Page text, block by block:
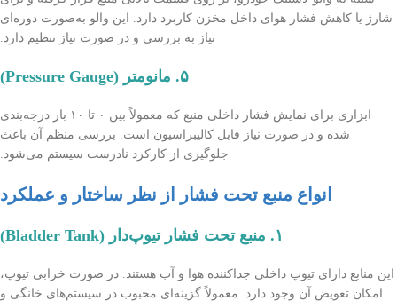
شارژ یا کاهش فشار هوای داخل مخزن کاربرد دارد. این والو به‌صورت دوره‌ای
نیاز به بررسی و در صورت نیاز تنظیم دارد.
۵. مانومتر (Pressure Gauge)
ابزاری برای نمایش فشار داخلی منبع که معمولاً بین ۰ تا ۱۰ بار درجه‌بندی
شده و در صورت نیاز قابل کالیبراسیون است. بررسی منظم آن باعث
جلوگیری از کارکرد نادرست سیستم می‌شود.
انواع منبع تحت فشار از نظر ساختار و عملکرد
۱. منبع تحت فشار تیوپ‌دار (Bladder Tank)
این منابع دارای تیوپ داخلی جداکننده هوا و آب هستند. در صورت خرابی تیوپ،
امکان تعویض آن وجود دارد. معمولاً گزینه‌ای محبوب در سیستم‌های خانگی و